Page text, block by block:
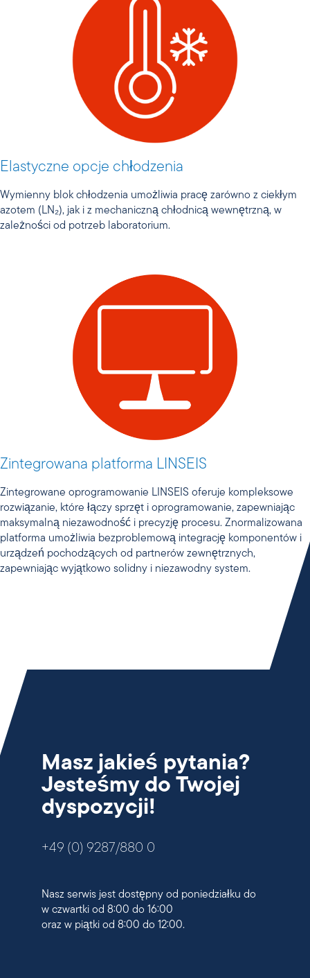
Elastyczne opcje chłodzenia
Wymienny blok chłodzenia umożliwia pracę zarówno z ciekłym
azotem (LN₂), jak i z mechaniczną chłodnicą wewnętrzną, w
zależności od potrzeb laboratorium.
Zintegrowana platforma LINSEIS
Zintegrowane oprogramowanie LINSEIS oferuje kompleksowe
rozwiązanie, które łączy sprzęt i oprogramowanie, zapewniając
maksymalną niezawodność i precyzję procesu. Znormalizowana
platforma umożliwia bezproblemową integrację komponentów i
urządzeń pochodzących od partnerów zewnętrznych,
zapewniając wyjątkowo solidny i niezawodny system.
Masz jakieś pytania?
Jesteśmy do Twojej
dyspozycji!
+49 (0) 9287/880 0
Nasz serwis jest dostępny od poniedziałku do
w czwartki od 8:00 do 16:00
oraz w piątki od 8:00 do 12:00.